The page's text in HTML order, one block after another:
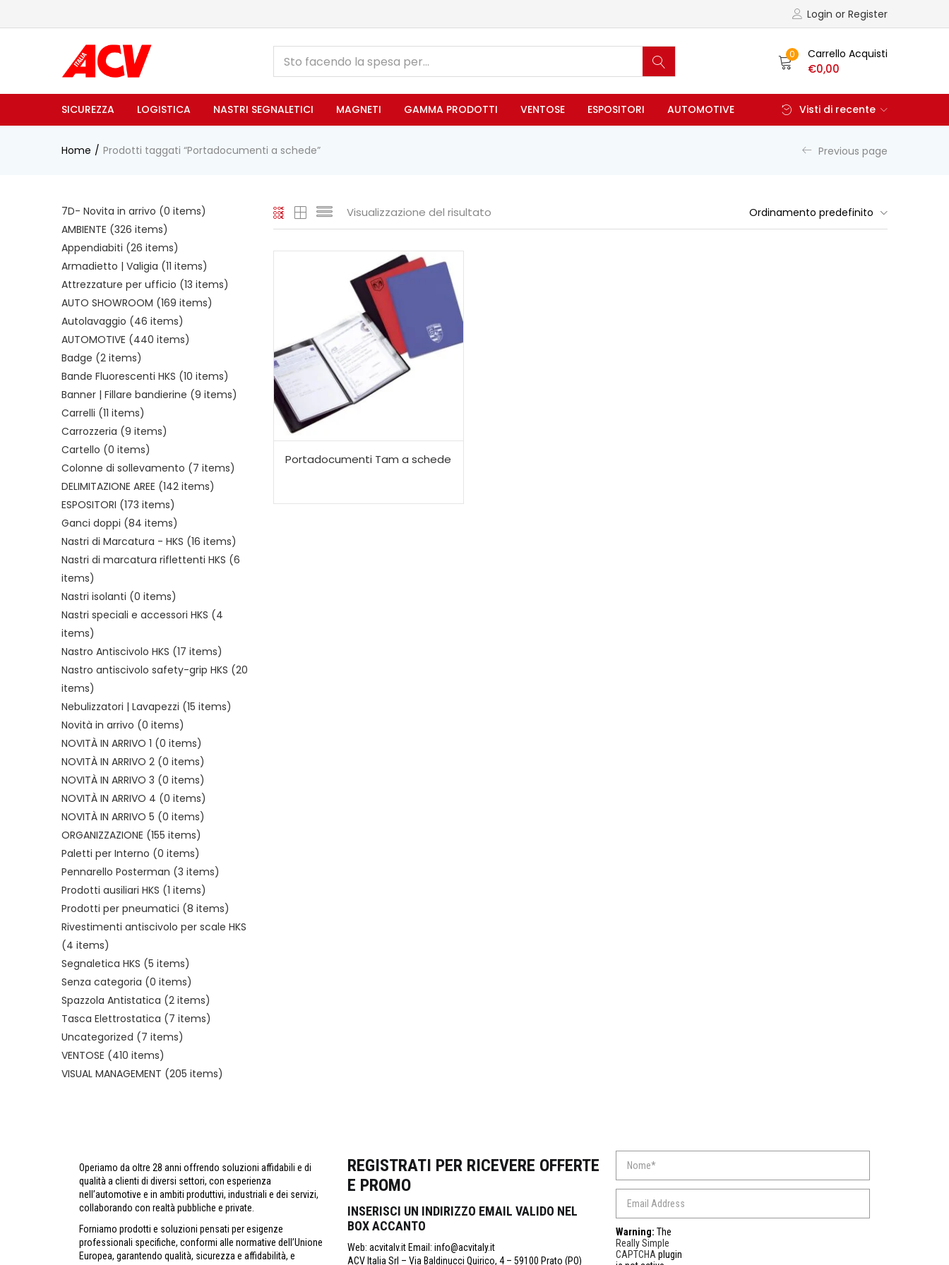
Login or Register
0 Carrello Acquisti
€0,00
SICUREZZA LOGISTICA NASTRI SEGNALETICI MAGNETI GAMMA PRODOTTI VENTOSE ESPOSITORI AUTOMOTIVE Visti di recente
Home Prodotti taggati “Portadocumenti a schede” Previous page
Visualizzazione del risultato Ordinamento predefinito
Portadocumenti Tam a schede
7D- Novita in arrivo (0 items)
AMBIENTE (326 items)
Appendiabiti (26 items)
Armadietto | Valigia (11 items)
Attrezzature per ufficio (13 items)
AUTO SHOWROOM (169 items)
Autolavaggio (46 items)
AUTOMOTIVE (440 items)
Badge (2 items)
Bande Fluorescenti HKS (10 items)
Banner | Fillare bandierine (9 items)
Carrelli (11 items)
Carrozzeria (9 items)
Cartello (0 items)
Colonne di sollevamento (7 items)
DELIMITAZIONE AREE (142 items)
ESPOSITORI (173 items)
Ganci doppi (84 items)
Nastri di Marcatura - HKS (16 items)
Nastri di marcatura riflettenti HKS (6
items)
Nastri isolanti (0 items)
Nastri speciali e accessori HKS (4
items)
Nastro Antiscivolo HKS (17 items)
Nastro antiscivolo safety-grip HKS (20
items)
Nebulizzatori | Lavapezzi (15 items)
Novità in arrivo (0 items)
NOVITÀ IN ARRIVO 1 (0 items)
NOVITÀ IN ARRIVO 2 (0 items)
NOVITÀ IN ARRIVO 3 (0 items)
NOVITÀ IN ARRIVO 4 (0 items)
NOVITÀ IN ARRIVO 5 (0 items)
ORGANIZZAZIONE (155 items)
Paletti per Interno (0 items)
Pennarello Posterman (3 items)
Prodotti ausiliari HKS (1 items)
Prodotti per pneumatici (8 items)
Rivestimenti antiscivolo per scale HKS
(4 items)
Segnaletica HKS (5 items)
Senza categoria (0 items)
Spazzola Antistatica (2 items)
Tasca Elettrostatica (7 items)
Uncategorized (7 items)
VENTOSE (410 items)
VISUAL MANAGEMENT (205 items)
Operiamo da oltre 28 anni offrendo soluzioni affidabili e di
qualità a clienti di diversi settori, con esperienza
nell’automotive e in ambiti produttivi, industriali e dei servizi,
collaborando con realtà pubbliche e private.
Forniamo prodotti e soluzioni pensati per esigenze
professionali specifiche, conformi alle normative dell’Unione
Europea, garantendo qualità, sicurezza e affidabilità, e
REGISTRATI PER RICEVERE OFFERTE
E PROMO
INSERISCI UN INDIRIZZO EMAIL VALIDO NEL
BOX ACCANTO
Web: acvitalv.it Email: info@acvitaly.it
ACV Italia Srl – Via Baldinucci Quirico, 4 – 59100 Prato (PO)
Warning: The
Really Simple
CAPTCHA plugin